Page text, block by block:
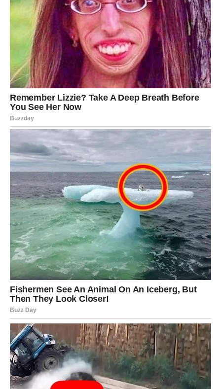
Pred vama su veoma uzbudljivi trenuci.
JARAC
Jarčevi konačno dobijaju odgovor ili priliku koju dugo
čekaju.
Na poslovnom i emotivnom planu dolazi veliko olakšanje.
Sudbina vam vraća mir i sigurnost
Pred vama su veoma važni trenuci.
VODOLIJA
Karte vam donose neočekivanu priliku ili susret koji
potpuno mijenja vaše planove.
Jedna osoba sada igra mnogo važniju ulogu nego što ste
mislili.
Promjene vam donose veliku sreću
Pred vama su veoma posebni trenuci.
RIBE
Ribe ulaze u jedan od najnježnijih i najemotivnijih perioda
u posljednje vrijeme.